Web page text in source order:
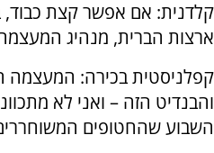
קלדנית: אם אפשר קצת כבוד,
ארצות הברית, מנהיג
קפלניסטית בכירה: המעצמה
והבנדיט הזה – ואני לא
השבוע שהחטופים המשוחררים